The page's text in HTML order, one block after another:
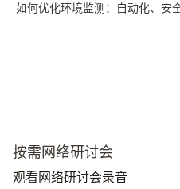
如何优化环境监测：自动化、安
按需网络研讨会
观看网络研讨会录音